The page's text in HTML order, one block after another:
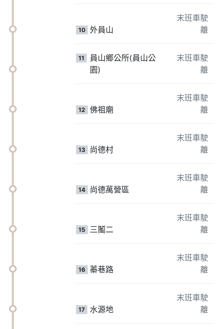
10 外員山
末班車駛
離
11
員山鄉公所(員山公
園)
末班車駛
離
12 佛祖廟
末班車駛
離
13 尚德村
末班車駛
離
14 尚德萬營區
末班車駛
離
15 三鬮二
末班車駛
離
16 蓁巷路
末班車駛
離
17 水源地
末班車駛
離